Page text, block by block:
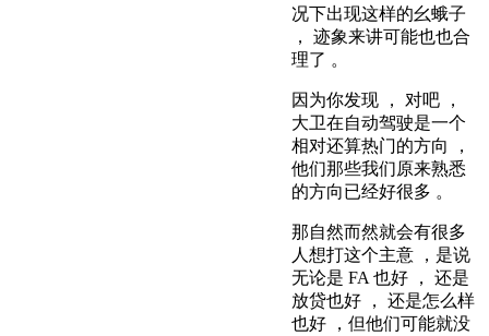
况下出现这样的幺蛾子
， 迹象来讲可能也也合
理了 。
因为你发现 ， 对吧 ，
大卫在自动驾驶是一个
相对还算热门的方向 ，
他们那些我们原来熟悉
的方向已经好很多 。
那自然而然就会有很多
人想打这个主意 ，是说
无论是 FA 也好 ， 还是
放贷也好 ， 还是怎么样
也好 ，但他们可能就没